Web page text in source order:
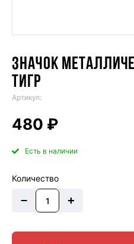
ЗНАЧОК
ТИГР
Артикул:
480 ₽
Есть в наличии
Количество
– +